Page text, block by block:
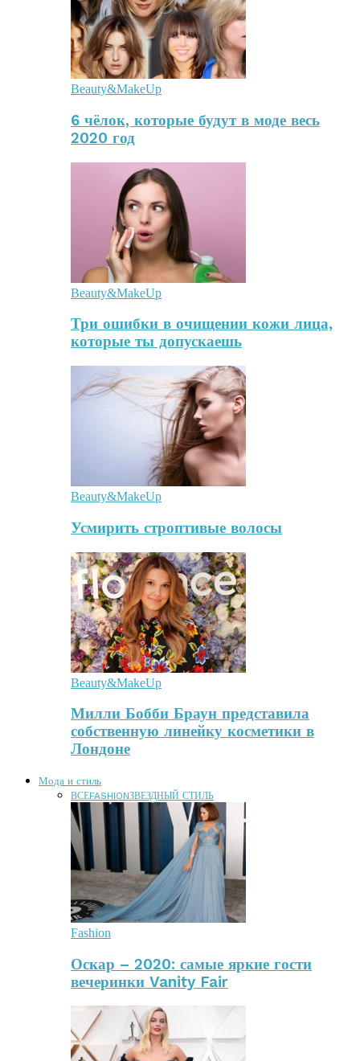
Beauty&MakeUp
6 чёлок, которые будут в моде весь
2020 год
Beauty&MakeUp
Три ошибки в очищении кожи лица,
которые ты допускаешь
Beauty&MakeUp
Усмирить строптивые волосы
Beauty&MakeUp
Милли Бобби Браун представила
собственную линейку косметики в
Лондоне
Мода и стиль
ВСЕFASHIONЗВЕЗДНЫЙ СТИЛЬ
Fashion
Оскар – 2020: самые яркие гости
вечеринки Vanity Fair